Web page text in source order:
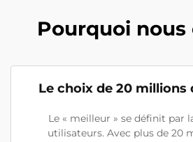
Pourquoi nous
Le choix de 20 millions
Le « meilleur » se définit par
utilisateurs. Avec plus de 20